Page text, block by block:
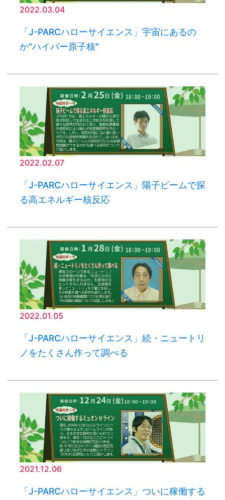
2022.03.04
「J-PARCハローサイエンス」宇宙にあるの
か"ハイパー原子核"
2022.02.07
「J-PARCハローサイエンス」陽子ビームで探
る高エネルギー核反応
2022.01.05
「J-PARCハローサイエンス」続・ニュートリ
ノをたくさん作って調べる
2021.12.06
「J-PARCハローサイエンス」ついに稼働する